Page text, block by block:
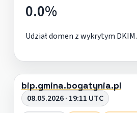
0.0%
Udział domen z wykrytym DKIM.
bip.gmina.bogatynia.pl
08.05.2026 · 19:11 UTC